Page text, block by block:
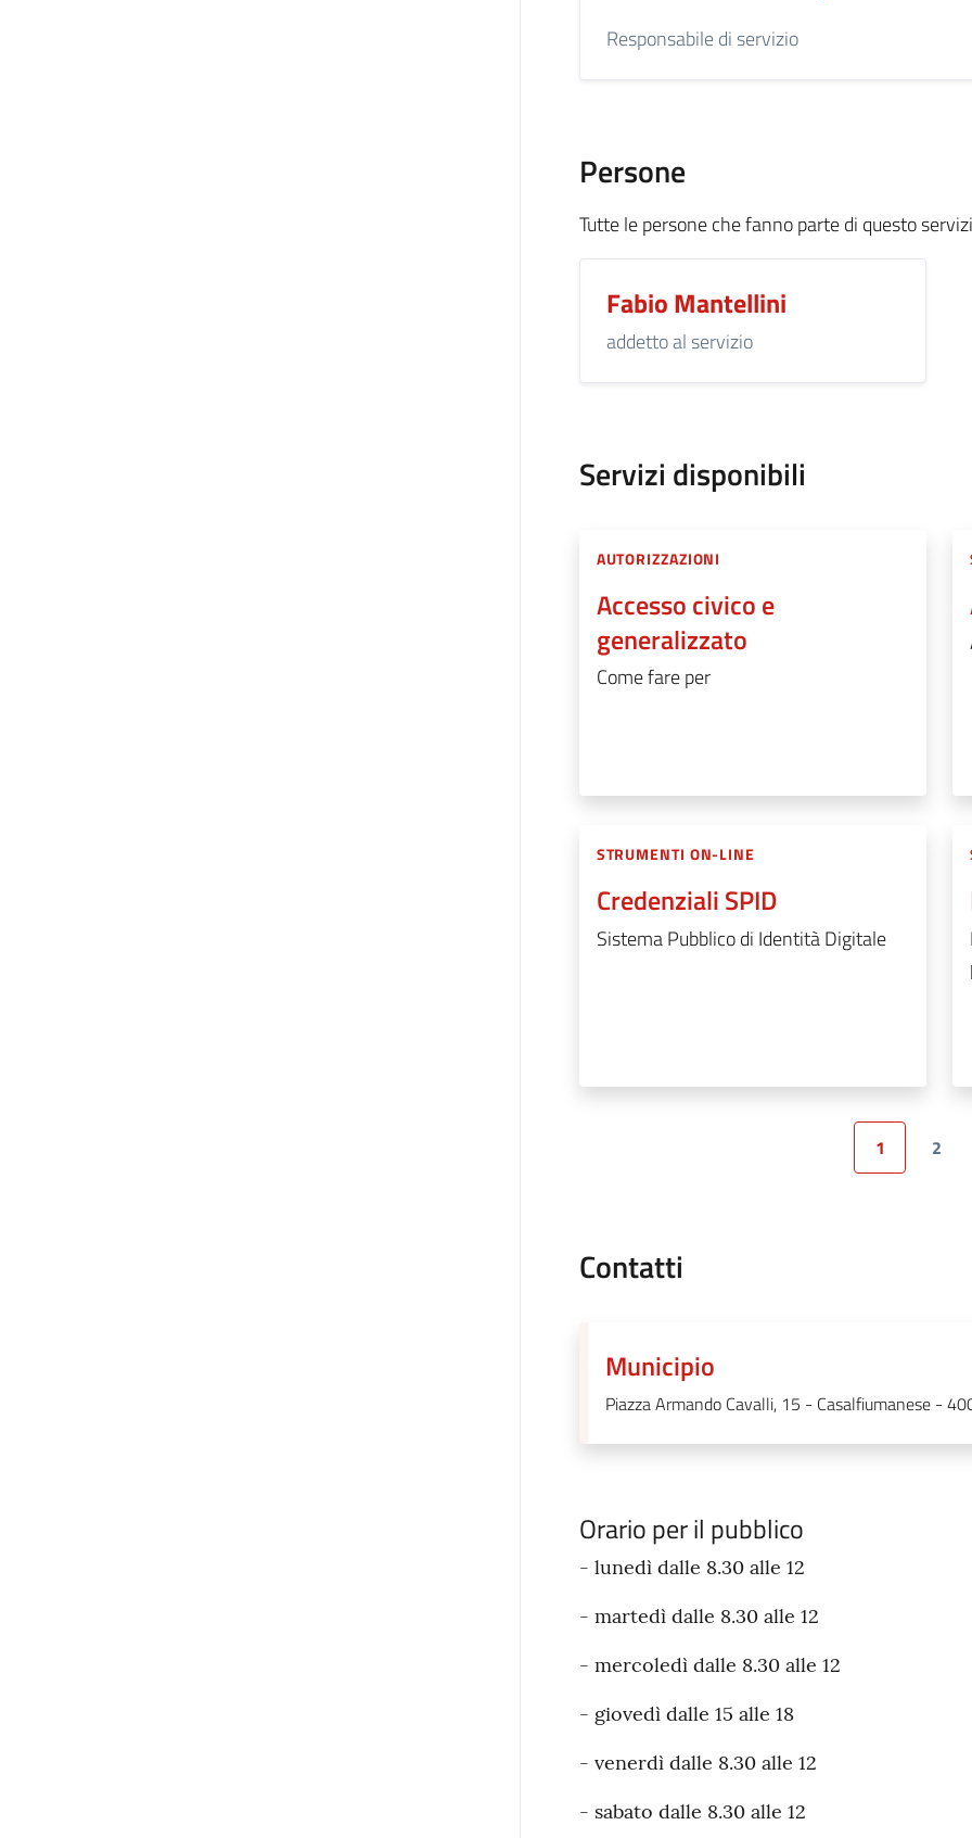
Responsabile di servizio
Persone
Tutte le persone che fanno parte di questo
Fabio Mantellini
addetto al servizio
Servizi disponibili
AUTORIZZAZIONI
Accesso civico e
generalizzato
Come fare per
STRUMENTI ON-LINE
Credenziali SPID
Sistema Pubblico di Identità Digitale
Pagina precedente
Pagina
1 2
Contatti
Municipio
Piazza Armando Cavalli, 15 - Casalfiumanese -
Orario per il pubblico
- lunedì dalle 8.30 alle 12
- martedì dalle 8.30 alle 12
- mercoledì dalle 8.30 alle 12
- giovedì dalle 15 alle 18
- venerdì dalle 8.30 alle 12
- sabato dalle 8.30 alle 12